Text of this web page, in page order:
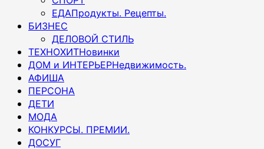
ЕДАПродукты. Рецепты.
БИЗНЕС
ДЕЛОВОЙ СТИЛЬ
ТЕХНОХИТНовинки
ДОМ и ИНТЕРЬЕРНедвижимость.
АФИША
ПЕРСОНА
ДЕТИ
МОДА
КОНКУРСЫ. ПРЕМИИ.
ДОСУГ